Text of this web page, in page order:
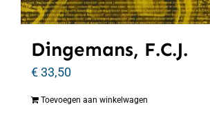
Dingemans, F.C.J.
€33,50
Toevoegen aan winkelwagen